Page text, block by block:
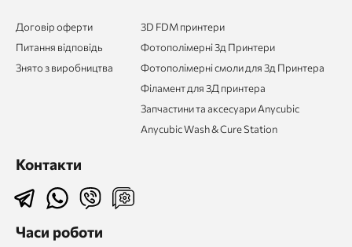
Договір оферти
Питання відповідь
Знято з виробництва
3D FDM принтери
Фотополімерні 3д Принтери
Фотополімерні смоли для 3д Принтера
Філамент для 3Д принтера
Запчастини та аксесуари Anycubic
Anycubic Wash & Cure Station
Контакти
Часи роботи